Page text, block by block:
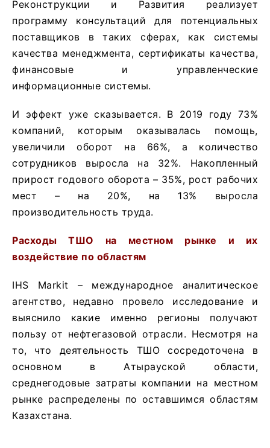
Реконструкции и Развития реализует
программу консультаций для потенциальных
поставщиков в таких сферах, как системы
качества менеджмента, сертификаты качества,
финансовые и управленческие
информационные системы.
И эффект уже сказывается. В 2019 году 73%
компаний, которым оказывалась помощь,
увеличили оборот на 66%, а количество
сотрудников выросла на 32%. Накопленный
прирост годового оборота – 35%, рост рабочих
мест – на 20%, на 13% выросла
производительность труда.
Расходы ТШО на местном рынке и их
воздействие по областям
IHS Markit – международное аналитическое
агентство, недавно провело исследование и
выяснило какие именно регионы получают
пользу от нефтегазовой отрасли. Несмотря на
то, что деятельность ТШО сосредоточена в
основном в Атырауской области,
среднегодовые затраты компании на местном
рынке распределены по оставшимся областям
Казахстана.